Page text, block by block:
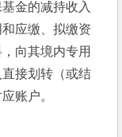
金的减持收入
应缴、拟缴资
向其境内专用
接划转（或结
账户。